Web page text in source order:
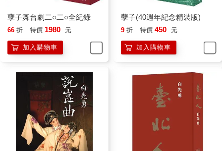
孽子舞台劇二○二○全紀錄
66 折 特價 1980 元
加入購物車
孽子(40週年紀念精裝版)
9 折 特價 450 元
加入購物車